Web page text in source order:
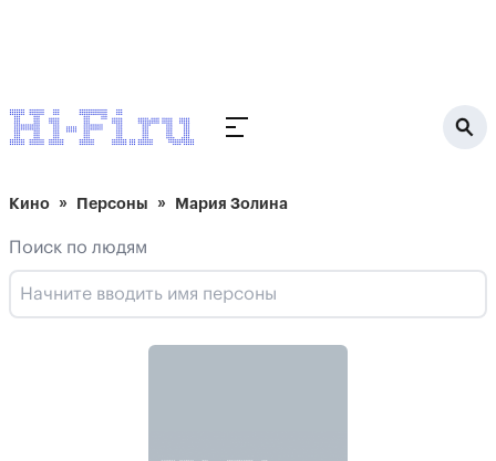
Кино Персоны Мария Золина
Поиск по людям